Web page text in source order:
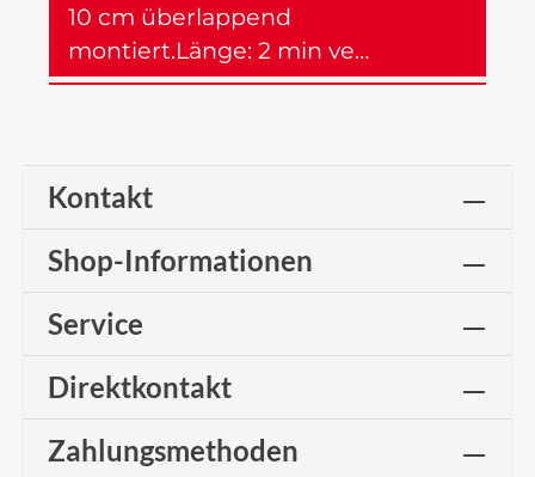
10 cm überlappend
montiert.Länge: 2 min ve…
Kontakt
Shop-Informationen
Service
Direktkontakt
Zahlungsmethoden